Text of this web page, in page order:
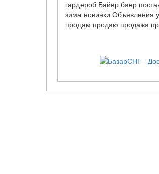
гардероб Байер баер
зима новинки Объявления
продам продаю продажа